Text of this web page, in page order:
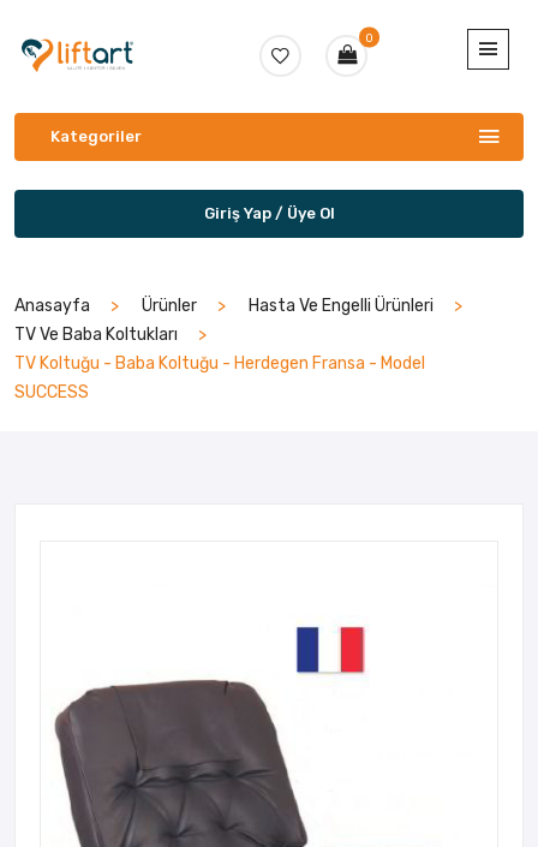
0
Kategoriler
Giriş Yap / Üye Ol
Anasayfa Ürünler
Hasta Ve Engelli Ürünleri
TV Ve Baba Koltukları
TV Koltuğu - Baba Koltuğu - Herdegen Fransa - Model
SUCCESS